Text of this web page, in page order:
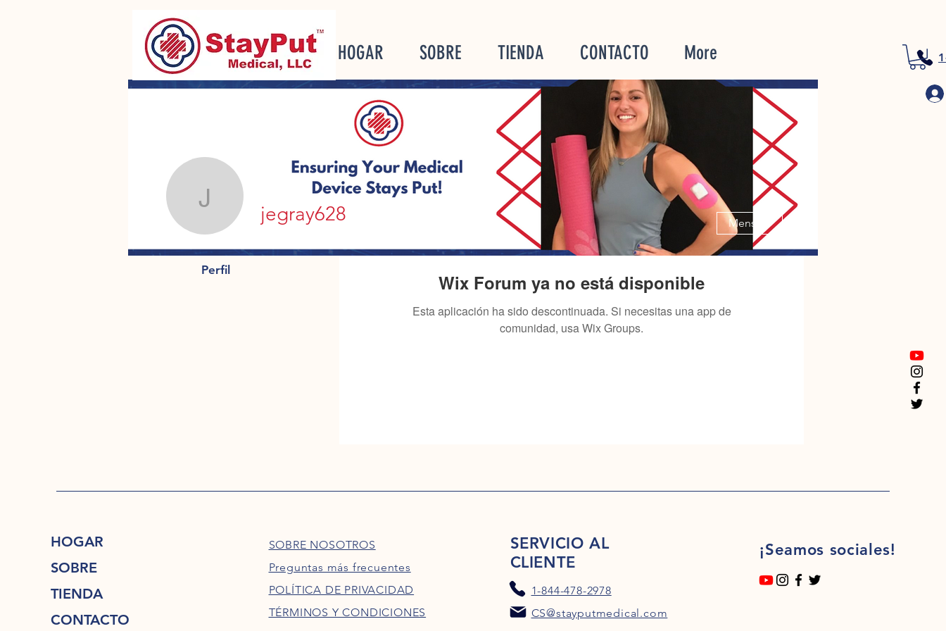
HOGAR SOBRE TIENDA CONTACTO More
Wix Forum ya no está disponible
Esta aplicación ha sido descontinuada. Si necesitas una app de
comunidad, usa Wix Groups.
jegray628
jegray628 Mensaje
Perfil
HOGAR
SOBRE
TIENDA
CONTACTO
SOBRE NOSOTROS
Preguntas más frecuentes
POLÍTICA DE PRIVACIDAD
TÉRMINOS Y CONDICIONES
SERVICIO AL
CLIENTE
1-844-478-2978
CS@stayputmedical.com
¡Seamos sociales!